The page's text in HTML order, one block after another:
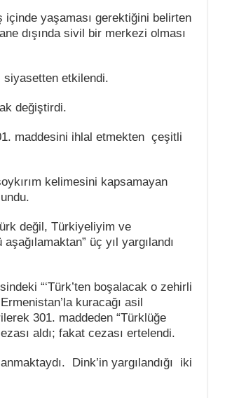
içinde yaşaması gerektiğini belirten
dışında sivil bir merkezi olması
siyasetten etkilendi.
değiştirdi.
maddesini ihlal etmekten çeşitli
kelimesini kapsamayan
değil, Türkiyeliyim ve
üç yıl yargılandı
“‘Türk’ten boşalacak o zehirli
kuracağı asil
301. maddeden “Türklüğe
aldı; fakat cezası ertelendi.
Dink’in yargılandığı iki